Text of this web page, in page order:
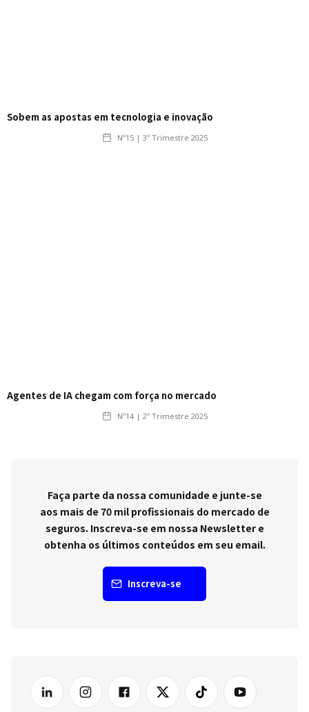
Sobem as apostas em tecnologia e inovação
Nº15 | 3º Trimestre 2025
Agentes de IA chegam com força no mercado
Nº14 | 2º Trimestre 2025
Faça parte da nossa comunidade e junte-se
aos mais de 70 mil profissionais do mercado de
seguros. Inscreva-se em nossa Newsletter e
obtenha os últimos conteúdos em seu email.
Inscreva-se